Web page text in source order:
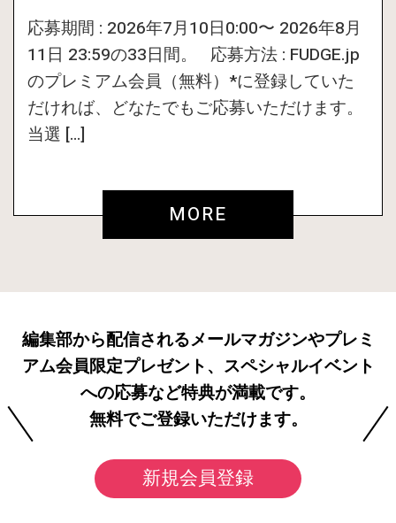
応募期間 : 2026年7月10日0:00〜 2026年8月
11日 23:59の33日間。 応募方法 : FUDGE.jp
のプレミアム会員（無料）*に登録していた
だければ、どなたでもご応募いただけます。
当選 […]
MORE
編集部から配信されるメールマガジンやプレミ
アム会員限定プレゼント、スペシャルイベント
への応募など特典が満載です。
無料でご登録いただけます。
新規会員登録